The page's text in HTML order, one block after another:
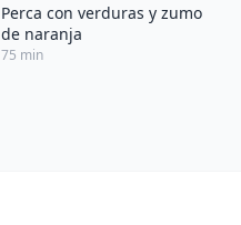
Perca con verduras y zumo
de naranja
75 min